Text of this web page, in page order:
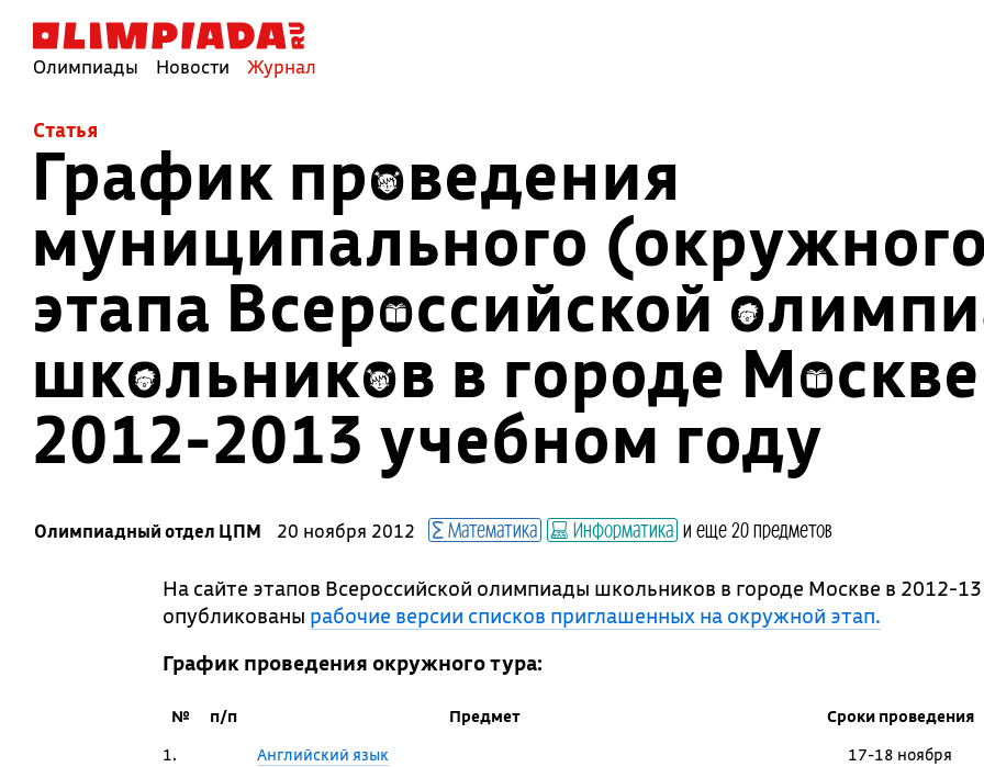
Олимпиады Новости Журнал
Cтатья
График проведения
муниципального
этапа Всероссийской
школьников в городе
2012-2013 учебном году
Олимпиадный отдел ЦПМ 20 ноября 2012 Математика Информатика и еще 20 предметов
На сайте этапов Всероссийской олимпиады школьников в городе Москве в 2012-13
опубликованы рабочие версии списков приглашенных на окружной этап.
График проведения окружного тура:
№ п/п Предмет
Сроки проведения
1.
Английский язык
17-18 ноября